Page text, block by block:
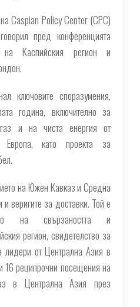
Caspian Policy Center (CPC)
пред конференцията
на Каспийския регион и
ключовите споразумения,
година, включително за
и на чиста енергия от
като проекта за
на Южен Кавказ и Средна
веригите за доставки. Той е
на свързаността и
регион, свидетелство за
от Централна Азия в
16 реципрочни посещения на
в Централна Азия през